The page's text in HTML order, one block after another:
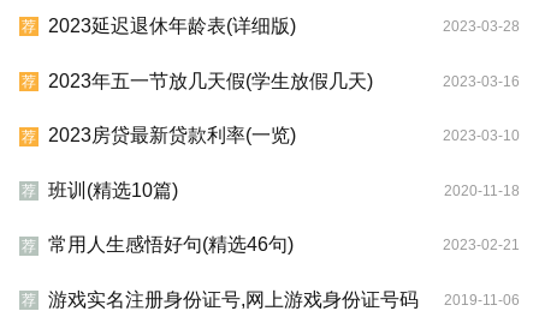
荐 2023延迟退休年龄表(详细版) 2023-03-28
荐 2023年五一节放几天假(学生放假几天) 2023-03-16
荐 2023房贷最新贷款利率(一览) 2023-03-10
荐 班训(精选10篇) 2020-11-18
荐 常用人生感悟好句(精选46句) 2023-02-21
荐 游戏实名注册身份证号,网上游戏身份证号码 2019-11-06